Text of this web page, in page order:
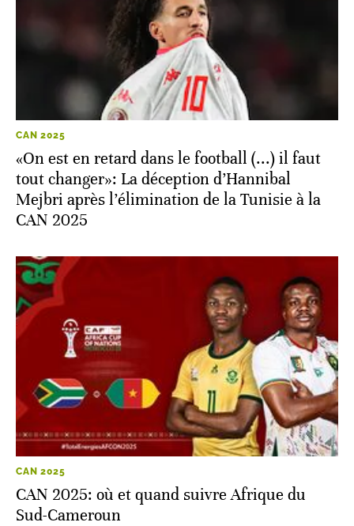
CAN 2025
«On est en retard dans le football (...) il faut
tout changer»: La déception d’Hannibal
Mejbri après l’élimination de la Tunisie à la
CAN 2025
CAN 2025
CAN 2025: où et quand suivre Afrique du
Sud-Cameroun